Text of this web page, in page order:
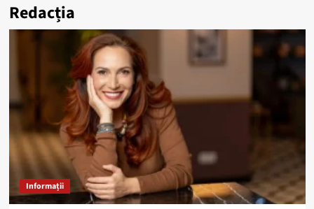
Redacția
Informații